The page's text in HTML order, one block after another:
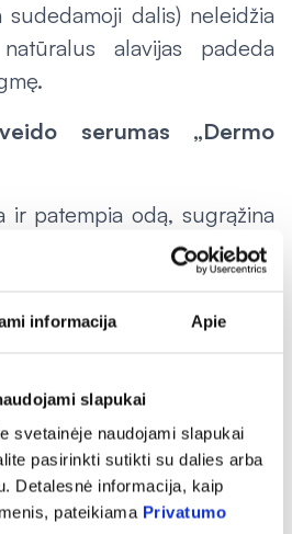
informacija Apie
slapukai
svetainėje naudojami slapukai
pasirinkti sutikti su dalies arba
Detalesnė informacija, kaip
pateikiama Privatumo
dalis) neleidžia
alavijas padeda
serumas „Dermo
ir patempia odą, sugrąžina
šalina nuovargio
rūgštis užtikrina odos
kaip makiažo pagrindas.
hialurono rūgštimi, SPF
rūgštis intensyviai
gerina jo elastingumą.